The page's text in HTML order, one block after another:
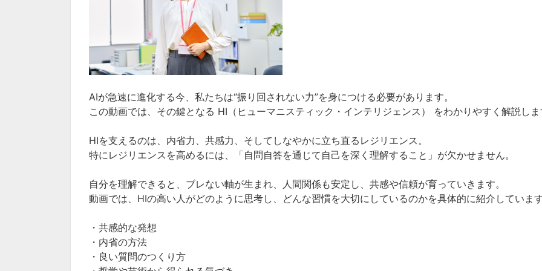
AIが急速に進化する今、私たちは“振り回されない力”を身につける必要があります。
この動画では、その鍵となる HI（ヒューマニスティック・インテリジェンス） をわかりやすく解説しま
HIを支えるのは、内省力、共感力、そしてしなやかに立ち直るレジリエンス。
特にレジリエンスを高めるには、「自問自答を通じて自己を深く理解すること」が欠かせません。
自分を理解できると、ブレない軸が生まれ、人間関係も安定し、共感や信頼が育っていきます。
動画では、HIの高い人がどのように思考し、どんな習慣を大切にしているのかを具体的に紹介しています
・共感的な発想
・内省の方法
・良い質問のつくり方